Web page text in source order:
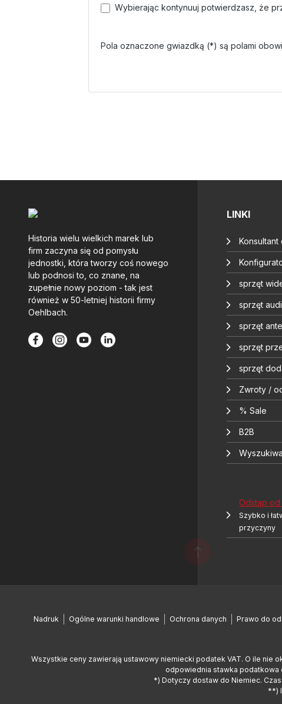
Wybierając kontynuuj potwierdzasz, że
Pola oznaczone gwiazdką (*) są polami
Historia wielu wielkich marek lub
firm zaczyna się od pomysłu
jednostki, która tworzy coś nowego
lub podnosi to, co znane, na
zupełnie nowy poziom - tak jest
również w 50-letniej historii firmy
Oehlbach.
LINKI
sprzęt
sprzęt
sprzęt
sprzęt
sprzęt
Zwroty /
% Sale
B2B
Odstąp od
Szybko i
przyczyny
Nadruk Ogólne warunki handlowe Ochrona danych Prawo do
Wszystkie ceny zawierają ustawowy niemiecki podatek VAT. O ile nie
odpowiednia stawka podatkowa
*) Dotyczy dostaw do Niemiec.
**)